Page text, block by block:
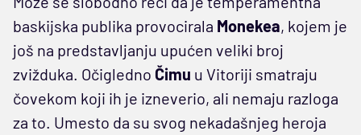
baskijska publika provocirala Monekea, kojem je
još na predstavljanju upućen veliki broj
zvižduka. Očigledno Čimu u Vitoriji smatraju
čovekom koji ih je izneverio, ali nemaju razloga
za to. Umesto da su svog nekadašnjeg heroja